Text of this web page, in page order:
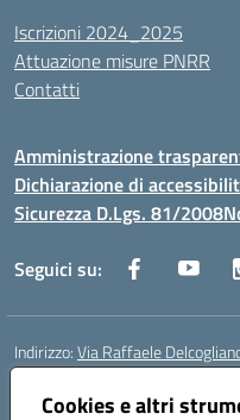
Cookies e altri
Iscrizioni 2024_2025
Attuazione misure PNRR
Contatti
Amministrazione
Dichiarazione di
Sicurezza D.Lgs. 81/2008
Seguici su:
Indirizzo:Via Raffaele
Centralino:
Posta elettronica certificata